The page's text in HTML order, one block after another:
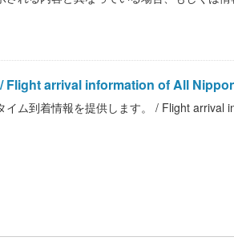
/ Flight arrival information of All
イム到着情報を提供します。 / Flight arrival